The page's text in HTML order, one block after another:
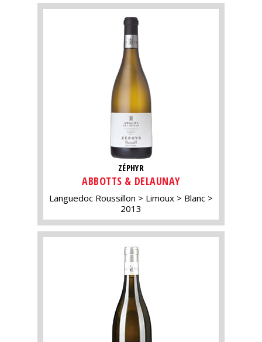
ZÉPHYR
ABBOTTS & DELAUNAY
Languedoc Roussillon Limoux
Blanc
2013